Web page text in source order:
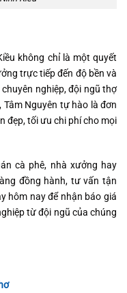
không chỉ là một quyết
trực tiếp đến độ bền và
nghiệp, đội ngũ thợ
Tâm Nguyên tự hào là đơn
đẹp, tối ưu chi phí cho mọi
cà phê, nhà xưởng hay
đồng hành, tư vấn tận
hôm nay để nhận báo giá
từ đội ngũ của chúng